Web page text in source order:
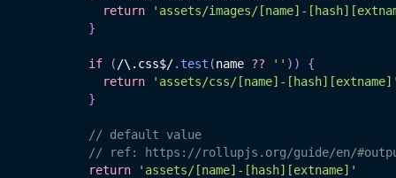
return
'assets/images/[name]-
}
if ( /\.css$/. test (name ?? '' ) )
{
return
'assets/css/[name]-
}
// default value
// ref: https://rollupjs.org/guide/en/
return
'assets/[name]-[hash][extname]'